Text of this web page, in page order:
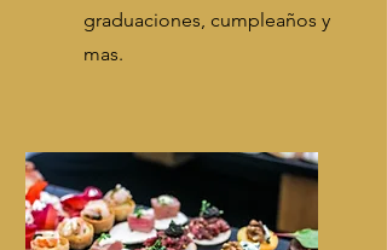
graduaciones, cumpleaños y
mas.